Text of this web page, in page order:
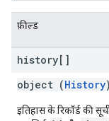
फ़ील्ड
history[]
object (History)
इतिहास के रिकॉर्ड की